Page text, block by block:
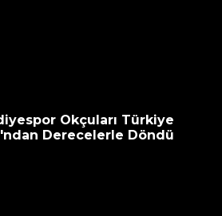
Okçuları Türkiye
Derecelerle Döndü